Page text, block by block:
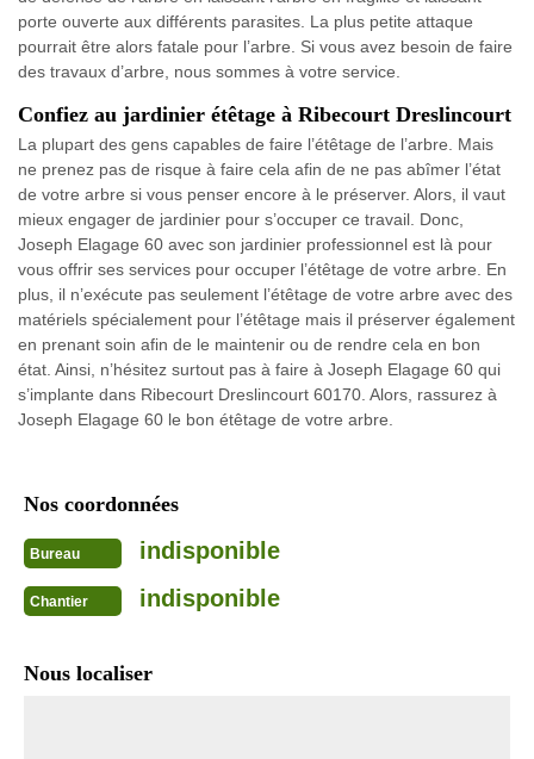
porte ouverte aux différents parasites. La plus petite attaque
pourrait être alors fatale pour l’arbre. Si vous avez besoin de faire
des travaux d’arbre, nous sommes à votre service.
Confiez au jardinier étêtage à Ribecourt Dreslincourt
La plupart des gens capables de faire l’étêtage de l’arbre. Mais
ne prenez pas de risque à faire cela afin de ne pas abîmer l’état
de votre arbre si vous penser encore à le préserver. Alors, il vaut
mieux engager de jardinier pour s’occuper ce travail. Donc,
Joseph Elagage 60 avec son jardinier professionnel est là pour
vous offrir ses services pour occuper l’étêtage de votre arbre. En
plus, il n’exécute pas seulement l’étêtage de votre arbre avec des
matériels spécialement pour l’étêtage mais il préserver également
en prenant soin afin de le maintenir ou de rendre cela en bon
état. Ainsi, n’hésitez surtout pas à faire à Joseph Elagage 60 qui
s’implante dans Ribecourt Dreslincourt 60170. Alors, rassurez à
Joseph Elagage 60 le bon étêtage de votre arbre.
Nos coordonnées
Bureau indisponible
Chantier indisponible
Nous localiser